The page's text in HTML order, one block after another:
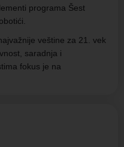
programa Šest
veštine za 21. vek
saradnja i
fokus je na